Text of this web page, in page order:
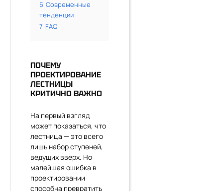
6 Современные
тенденции
7 FAQ
ПОЧЕМУ
ПРОЕКТИРОВАНИЕ
ЛЕСТНИЦЫ
КРИТИЧНО ВАЖНО
На первый взгляд
может показаться, что
лестница — это всего
лишь набор ступеней,
ведущих вверх. Но
малейшая ошибка в
проектировании
способна превратить